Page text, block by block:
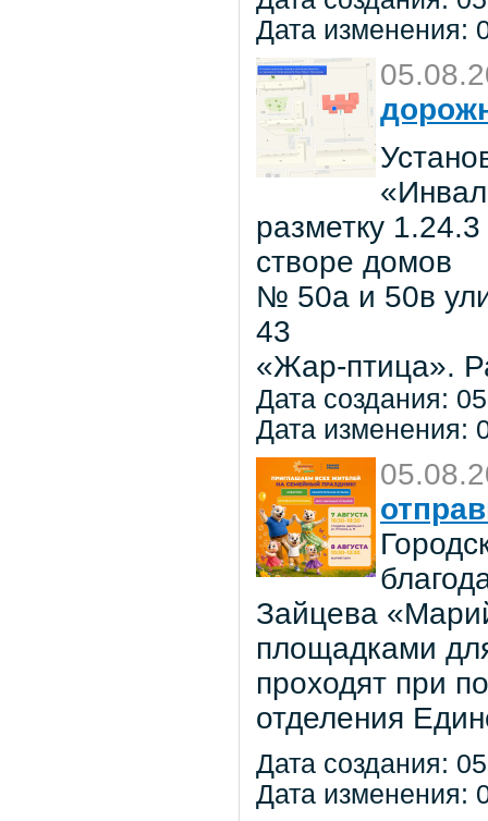
Дата изменения:
разметку
створе домов
№ 50а и 50в
43
«Жар-птица».
Дата создания:
Дата изменения:
Зайцева
площадками
проходят при
отделения
Дата создания:
Дата изменения: